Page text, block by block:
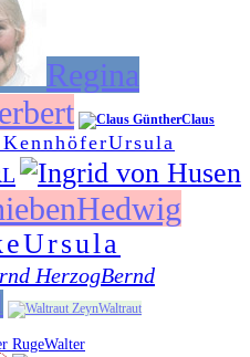
Regina
Claus
Ursula
Hedwig
Ursula
Bernd
Waltraut
Walter